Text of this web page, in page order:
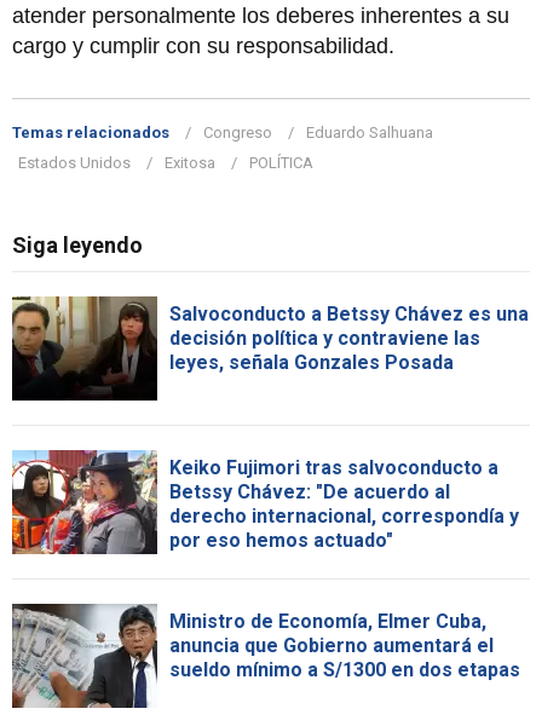
atender personalmente los deberes inherentes a su
cargo y cumplir con su responsabilidad.
Temas relacionados Congreso
Eduardo Salhuana
Estados Unidos
Exitosa POLÍTICA
Siga leyendo
Salvoconducto a Betssy Chávez es una
decisión política y contraviene las
leyes, señala Gonzales Posada
Keiko Fujimori tras salvoconducto a
Betssy Chávez: "De acuerdo al
derecho internacional, correspondía y
por eso hemos actuado"
Ministro de Economía, Elmer Cuba,
anuncia que Gobierno aumentará el
sueldo mínimo a S/1300 en dos etapas